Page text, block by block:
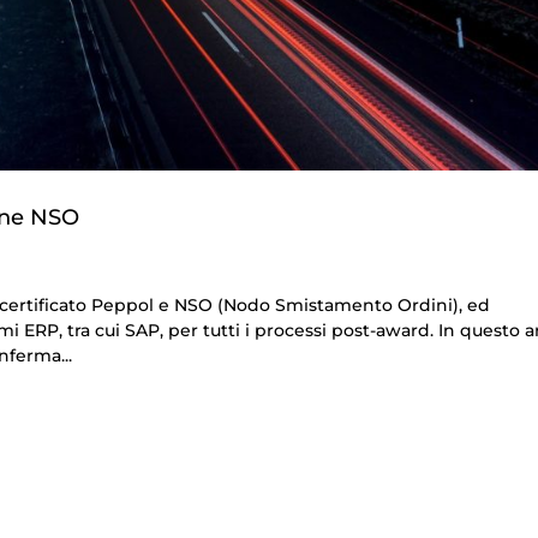
NSO
Peppol e NSO (Nodo Smistamento Ordini), ed
ERP, tra cui SAP, per tutti i processi post-award. In questo